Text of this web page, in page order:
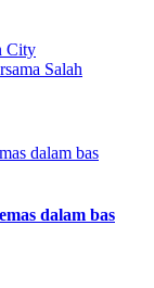
City
Salah
dalam bas